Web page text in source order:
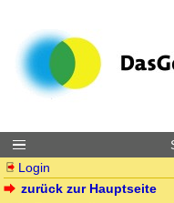
Login
zurück zur Hauptseite